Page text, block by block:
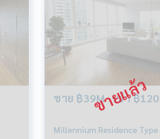
ขาย ฿39M|เช่า ฿
Millennium Residence Type